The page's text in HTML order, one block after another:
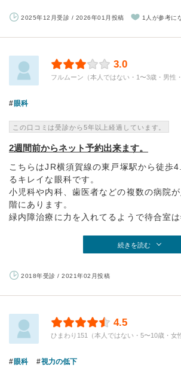
2025年12月受診 / 2026年01月投稿 1人が参考に
3.0
フルムーン（本人ではない・1〜3歳・男性
眼科
この口コミは受診から5年以上経過しています。
2週間前からネット予約出来ます。
こちらはJR横須賀線の東戸塚駅から徒歩
るキレイな眼科です。
小児科や内科、歯医者などの複数の病院
階にあります。
緑内障治療に力を入れてるようで待合室は
続きを読む
2018年受診 / 2021年02月投稿
4.5
ひまわり151（本人ではない・5〜10歳・女
眼科 視力の低下